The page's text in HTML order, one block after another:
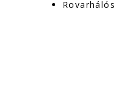
Rovarhálós